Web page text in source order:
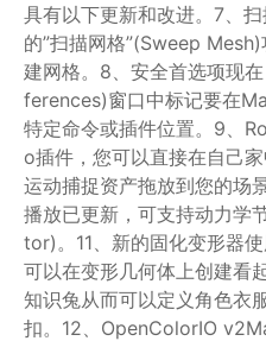
具有以下更新和改进。7、
的”扫描网格”(Sweep
建网格。8、安全首选项现
ferences)窗口中标记要在
特定命令或插件位置。9、
o插件，您可以直接在自己
运动捕捉资产拖放到您的场
播放已更新，可支持动力学
tor)。11、新的固化变形器
可以在变形几何体上创建看
知识兔从而可以定义角色衣
扣。12、OpenColorIO